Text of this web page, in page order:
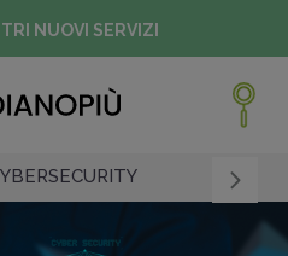
NUOVI SERVIZI